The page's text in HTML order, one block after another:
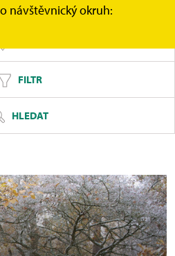
návštěvnický okruh:
FILTR
HLEDAT